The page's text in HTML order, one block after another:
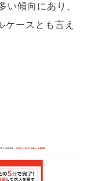
い傾向にあり、
ケースとも言え